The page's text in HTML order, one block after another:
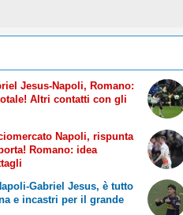
Jesus-Napoli, Romano:
Altri contatti con gli
Napoli, rispunta
Romano: idea
Gabriel Jesus, è tutto
e incastri per il grande